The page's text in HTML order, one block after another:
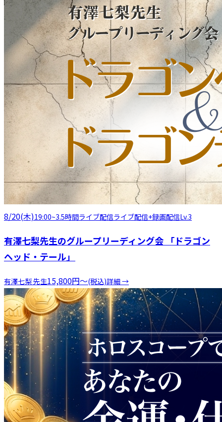
8/20(木)19:00~3.5時間ライブ配信ライブ配信+録画配信Lv.3
有澤七梨先生のグループリーディング会 「ドラゴン
ヘッド・テール」
有澤七梨先生15,800円〜(税込)詳細 →